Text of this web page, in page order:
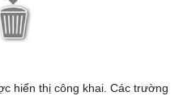
hiển thị công khai. Các trường